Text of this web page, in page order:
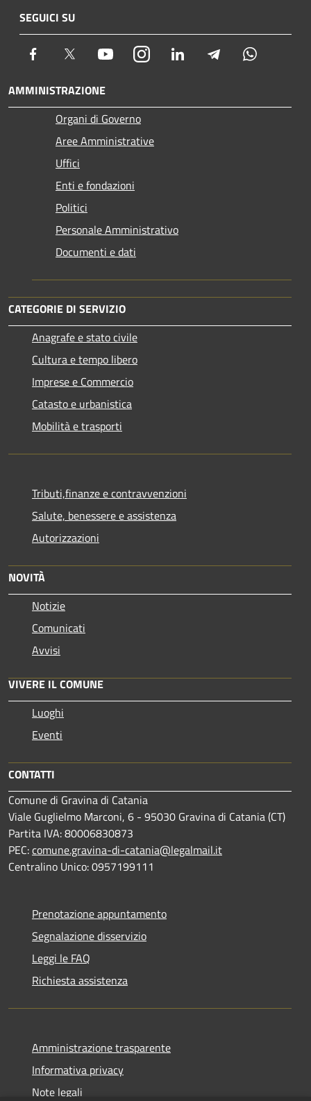
SEGUICI SU
Facebook Twitter YoutubeInstagram LinkedIn Telegram
AMMINISTRAZIONE
Organi di Governo
Aree Amministrative
Uffici
Enti e fondazioni
Politici
Personale Amministrativo
Documenti e dati
CATEGORIE DI SERVIZIO
Anagrafe e stato civile
Cultura e tempo libero
Imprese e Commercio
Catasto e urbanistica
Mobilità e trasporti
Tributi,finanze e contravvenzioni
Salute, benessere e assistenza
Autorizzazioni
NOVITÀ
Notizie
Comunicati
Avvisi
VIVERE IL COMUNE
Luoghi
Eventi
CONTATTI
Comune di Gravina di Catania
Viale Guglielmo Marconi, 6 - 95030 Gravina di Catania (CT)
Partita IVA: 80006830873
PEC:comune.gravina-di-catania@legalmail.it
Centralino Unico: 0957199111
Prenotazione appuntamento
Segnalazione disservizio
Leggi le FAQ
Richiesta assistenza
Amministrazione trasparente
Informativa privacy
Note legali